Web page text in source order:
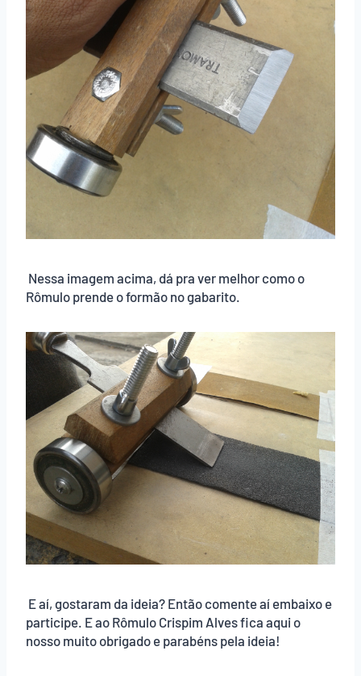
Nessa imagem acima, dá pra ver melhor como o
Rômulo prende o formão no gabarito.
E aí, gostaram da ideia? Então comente aí embaixo e
participe. E ao Rômulo Crispim Alves fica aqui o
nosso muito obrigado e parabéns pela ideia!